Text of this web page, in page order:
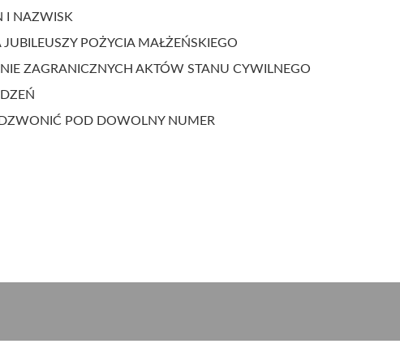
POŻYCIA MAŁŻEŃSKIEGO
AKTÓW STANU CYWILNEGO
POD DOWOLNY NUMER